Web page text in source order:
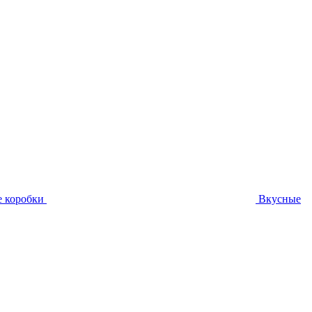
коробки Вкусные